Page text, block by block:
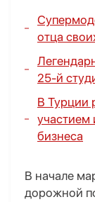
отца
25-й
В Турции
участием
бизнеса
В начале
дорожной